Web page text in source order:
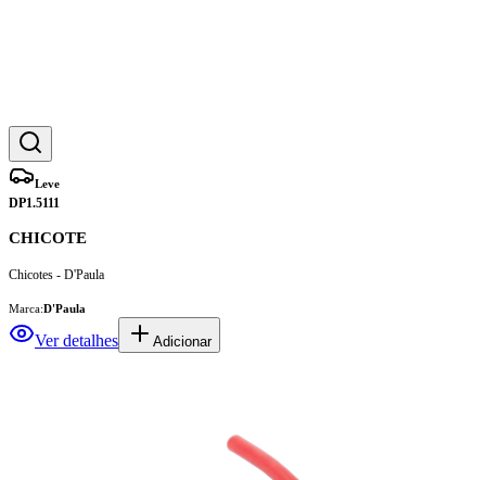
Leve
DP1.5111
CHICOTE
Chicotes - D'Paula
Marca:D'Paula
Ver detalhes Adicionar